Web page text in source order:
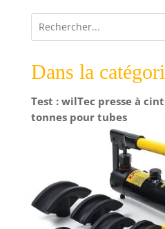
Dans la
Test : wilTec presse à
tonnes pour tubes